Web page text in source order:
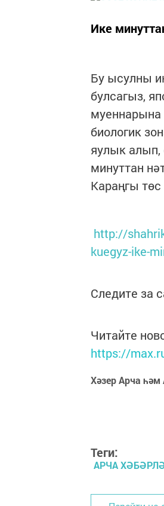
Ике
Бу ысулны
булсагыз,
муеннарына
биологик
яулык алып,
минуттан
Караңгы
http://
kuegyz-ike-
Следите за
Читайте
https://
Хәзер Арча
Теги:
АРЧА